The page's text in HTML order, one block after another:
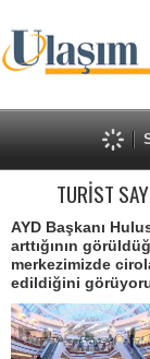
TURİST
AYD Başkanı
arttığının
merkezimizde
edildiğini